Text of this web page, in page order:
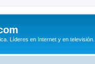
Líderes en Internet y en televisión.